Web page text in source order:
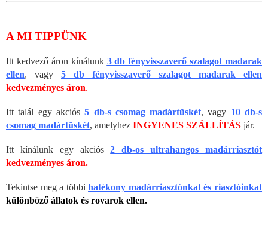
A MI TIPPÜNK
Itt kedvező áron kínálunk 3 db fényvisszaverő szalagot madarak
ellen, vagy 5 db fényvisszaverő szalagot madarak ellen
kedvezményes áron.
Itt talál egy akciós5 db-s csomag madártüskét, vagy 10 db-s
csomag madártüskét, amelyhez INGYENES SZÁLLÍTÁS jár.
Itt kínálunk egy akciós2 db-os ultrahangos madárriasztót
kedvezményes áron.
Tekintse meg a többihatékony madárriasztónkat és riasztóinkat
különböző állatok és rovarok ellen.